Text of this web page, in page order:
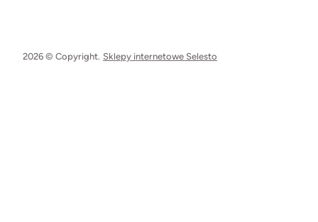
2026 © Copyright. Sklepy internetowe Selesto